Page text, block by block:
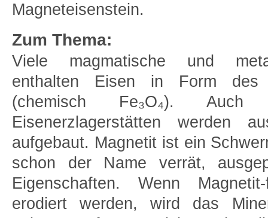
Magneteisenstein.
Zum Thema:
Viele magmatische und
enthalten Eisen in Form des
(chemisch Fe₃O₄). Auch
Eisenerzlagerstätten werden
aufgebaut. Magnetit ist ein
schon der Name verrät,
Eigenschaften. Wenn
erodiert werden, wird das